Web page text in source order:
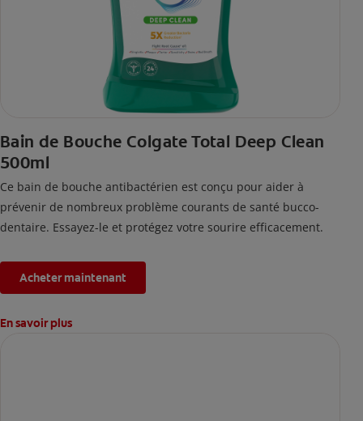
Bain de Bouche Colgate Total Deep Clean
500ml
Ce bain de bouche antibactérien est conçu pour aider à
prévenir de nombreux problème courants de santé bucco-
dentaire. Essayez-le et protégez votre sourire efficacement.
Acheter maintenant
En savoir plus